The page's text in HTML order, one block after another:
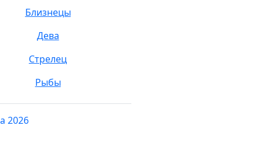
Близнецы
Дева
Стрелец
Рыбы
2026